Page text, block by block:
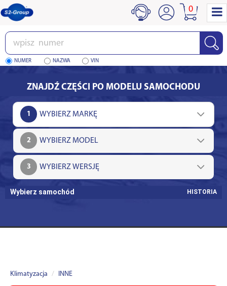
Wpisz
numer
NUMER NAZWA VIN
0
ZNAJDŹ CZĘŚCI PO MODELU SAMOCHODU
1
2
3
Wybierz samochód HISTORIA
Klimatyzacja INNE